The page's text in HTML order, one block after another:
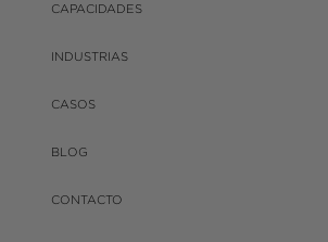
CAPACIDADES
INDUSTRIAS
CASOS
BLOG
CONTACTO